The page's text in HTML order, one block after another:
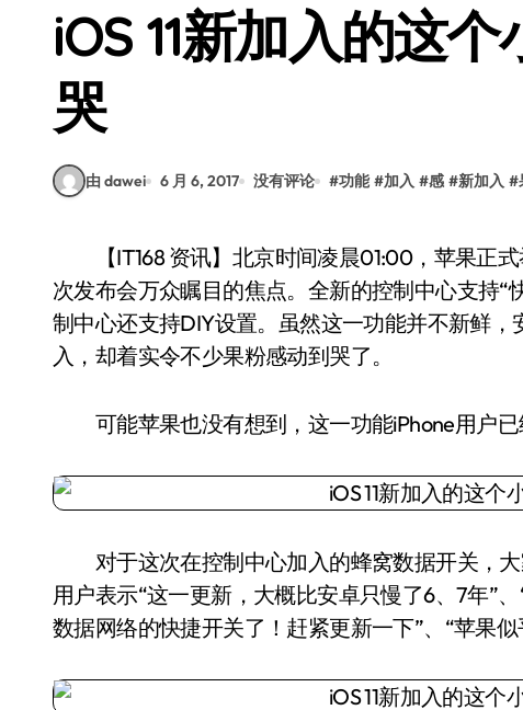
Galaxy S25 Ultra颜值爆表，定制主题潮翻天！
iOS 11新加入的这
哭
由 dawei 6 月 6, 2017 没有评论 #功能 #加入 #感 #新加入 #
【IT168 资讯】北京时间凌晨01:00，苹果正式举办WWDC2017开发者大会。iOS 11自然是此
次发布会万众瞩目的焦点。全新的控制中心支持
制中心还支持DIY设置。虽然这一功能并不新鲜
入，却着实令不少果粉感动到哭了。
可能苹果也没有想到，这一功能iPhone用户已
对于这次在控制中心加入的蜂窝数据开关，大
用户表示“这一更新，大概比安卓只慢了6、7年”
数据网络的快捷开关了！赶紧更新一下”、“苹果